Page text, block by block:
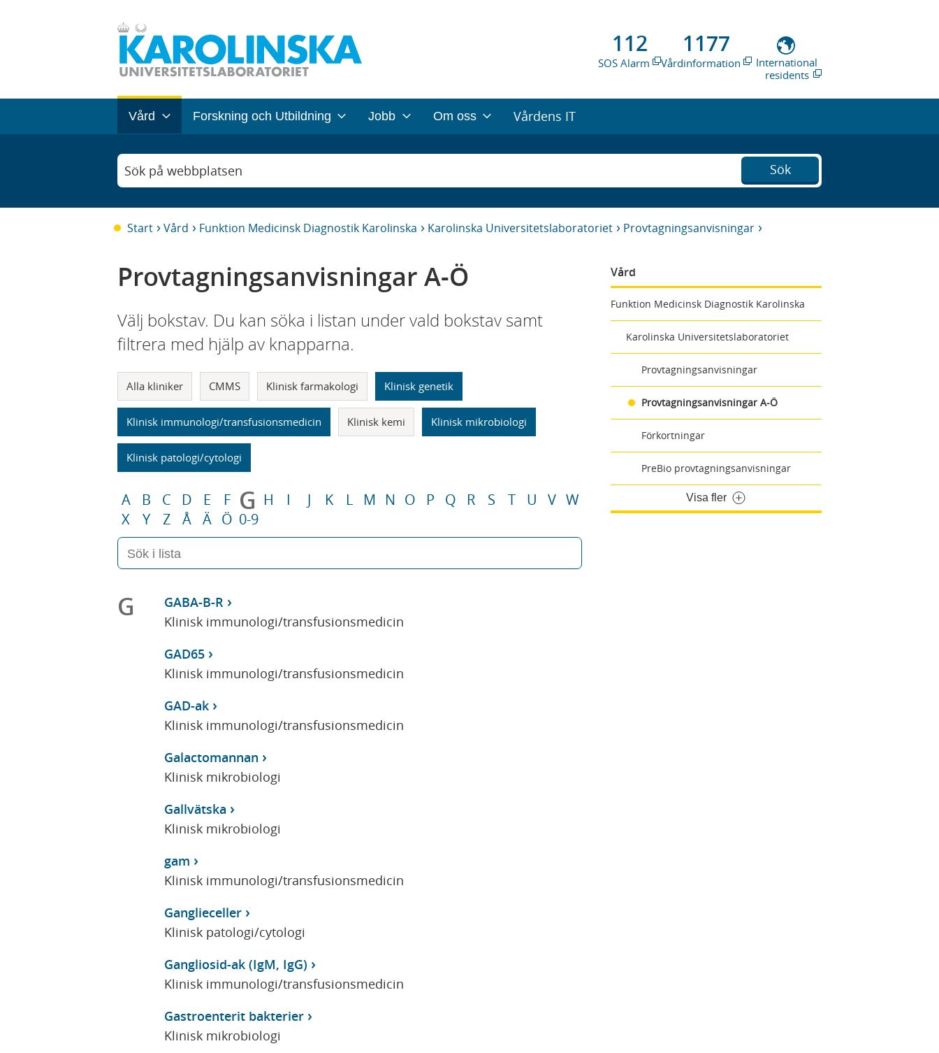
112
SOS Alarm
1177
Vårdinformation
International
residents
Vård Forskning och Utbildning Jobb Om oss Vårdens IT
Sök på webbplatsen Sök
Start Vård Funktion Medicinsk Diagnostik Karolinska Karolinska Universitetslaboratoriet Provtagningsanvisningar
Vård
Funktion Medicinsk Diagnostik Karolinska
Karolinska Universitetslaboratoriet
Provtagningsanvisningar
Provtagningsanvisningar A-Ö
Förkortningar
PreBio provtagningsanvisningar
Visa fler
Provtagningsanvisningar A-Ö
Välj bokstav. Du kan söka i listan under vald bokstav samt
filtrera med hjälp av knapparna.
Alla kliniker CMMS Klinisk farmakologi Klinisk genetik
Klinisk immunologi/transfusionsmedicin Klinisk kemi Klinisk mikrobiologi
Klinisk patologi/cytologi
A B C D E F G H I J K L M N O P Q R S T U V W
X
Y Z Å Ä Ö 0-9
G
GABA-B-R
Klinisk immunologi/transfusionsmedicin
GAD65
Klinisk immunologi/transfusionsmedicin
GAD-ak
Klinisk immunologi/transfusionsmedicin
Galactomannan
Klinisk mikrobiologi
Gallvätska
Klinisk mikrobiologi
gam
Klinisk immunologi/transfusionsmedicin
Ganglieceller
Klinisk patologi/cytologi
Gangliosid-ak (IgM, IgG)
Klinisk immunologi/transfusionsmedicin
Gastroenterit bakterier
Klinisk mikrobiologi